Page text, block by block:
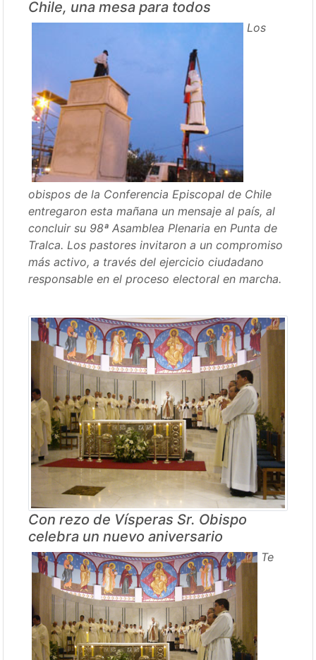
Chile, una mesa para todos
Los
obispos de la Conferencia Episcopal de Chile
entregaron esta mañana un mensaje al país, al
concluir su 98ª Asamblea Plenaria en Punta de
Tralca. Los pastores invitaron a un compromiso
más activo, a través del ejercicio ciudadano
responsable en el proceso electoral en marcha.
Con rezo de Vísperas Sr. Obispo
celebra un nuevo aniversario
Te